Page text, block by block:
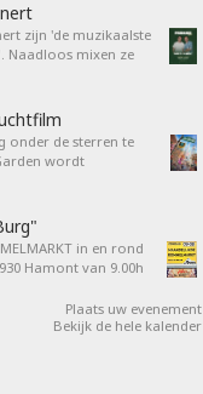
zijn 'de muzikaalste
Naadloos mixen ze
onder de sterren te
wordt
in en rond
Hamont van 9.00h
Plaats uw evenement
Bekijk de hele kalender